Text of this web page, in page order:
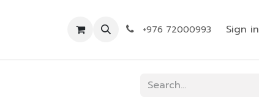
+976 72000993 Sign in